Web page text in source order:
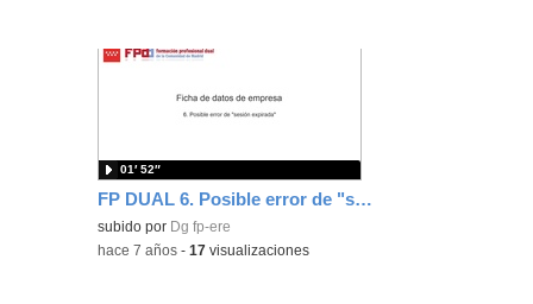
FP DUAL 6. Posible error de "sesión expirada"
subido por Dg fp-ere
01′ 52″
-hace 7 años -17 visualizaciones